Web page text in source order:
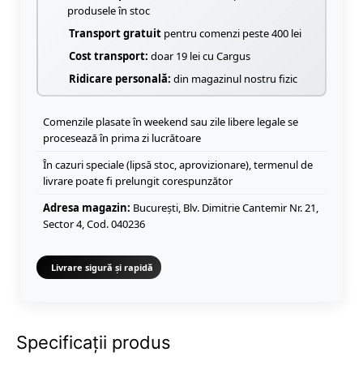
produsele în stoc
Transport gratuit pentru comenzi peste 400 lei
Cost transport: doar 19 lei cu Cargus
Ridicare personală: din magazinul nostru fizic
Comenzile plasate în weekend sau zile libere legale se
procesează în prima zi lucrătoare
În cazuri speciale (lipsă stoc, aprovizionare), termenul de
livrare poate fi prelungit corespunzător
Adresa magazin: București, Blv. Dimitrie Cantemir Nr. 21,
Sector 4, Cod. 040236
Livrare sigură și rapidă
Specificații produs